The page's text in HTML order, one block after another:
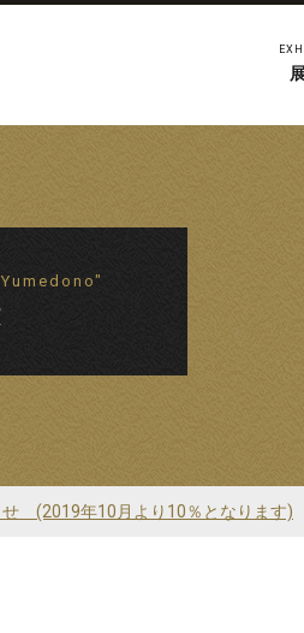
せ (2019年10月より10％となります)